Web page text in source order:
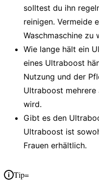
solltest du ihn
reinigen. Vermeide
Waschmaschine zu
Wie lange hält ein
eines Ultraboost
Nutzung und der
Ultraboost
wird.
Gibt es den
Ultraboost ist
Frauen erhältlich.
Tip=